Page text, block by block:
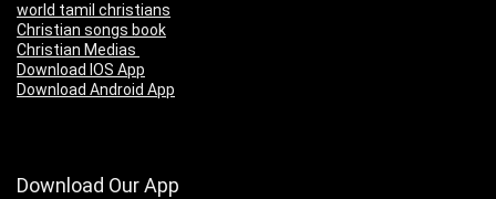
world tamil christians
Christian songs book
Christian Medias
Download IOS App
Download Android App
Download Our App